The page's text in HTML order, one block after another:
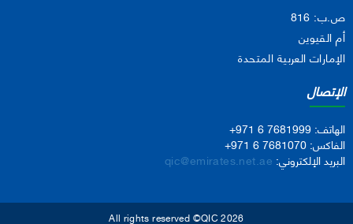
ص.ب: 816
أم القيوين
الإمارات العربية المتحدة
الإتصال
الهاتف: +971 6 7681999
الفاكس: +971 6 7681070
البريد الإلكتروني: qic@emirates.net.ae
All rights reserved ©QIC 2026